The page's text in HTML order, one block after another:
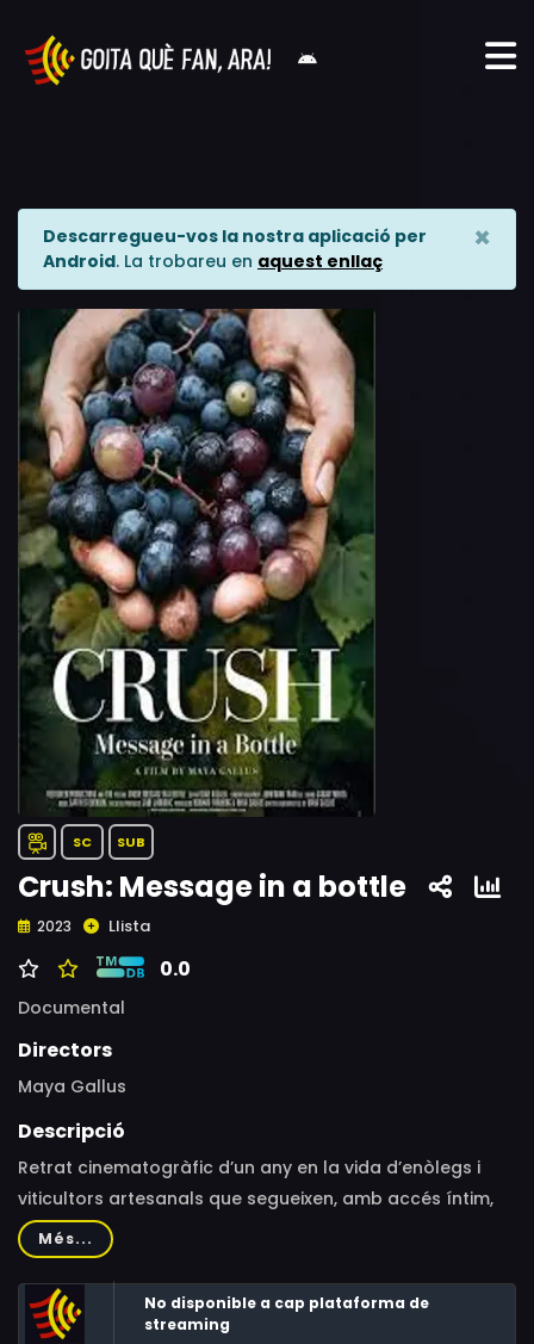
Descarregueu-vos la nostra aplicació per
Android. La trobareu en aquest enllaç
×
SC SUB
Crush: Message in a bottle
2023 Llista
0.0
Documental
Directors
Maya Gallus
Descripció
Retrat cinematogràfic d’un any en la vida d’enòlegs i
viticultors artesanals que segueixen, amb accés íntim,
els reptes i els possibles desamors del que es necessita
per produir una ampolla de vi excepcional.
Més...
No disponible a cap plataforma de
streaming